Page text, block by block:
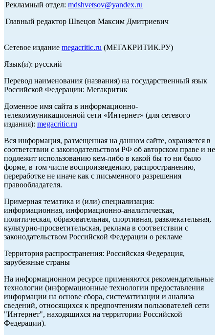
Рекламный отдел: mdshvetsov@yandex.ru
Главный редактор Швецов Максим Дмитриевич
Сетевое издание megacritic.ru (МЕГАКРИТИК.РУ)
Язык(и): русский
Перевод наименования (названия) на государственный язык
Российской Федерации: Мегакритик
Доменное имя сайта в информационно-
телекоммуникационной сети «Интернет» (для сетевого
издания): megacritic.ru
Вся информация, размещенная на данном сайте, охраняется в
соответствии с законодательством РФ об авторском праве и не
подлежит использованию кем-либо в какой бы то ни было
форме, в том числе воспроизведению, распространению,
переработке не иначе как с письменного разрешения
правообладателя.
Примерная тематика и (или) специализация:
информационная, информационно-аналитическая,
политическая, образовательная, спортивная, развлекательная,
культурно-просветительская, реклама в соответствии с
законодательством Российской Федерации о рекламе
Территория распространения: Российская Федерация,
зарубежные страны
На информационном ресурсе применяются рекомендательные
технологии (информационные технологии предоставления
информации на основе сбора, систематизации и анализа
сведений, относящихся к предпочтениям пользователей сети
"Интернет", находящихся на территории Российской
Федерации).